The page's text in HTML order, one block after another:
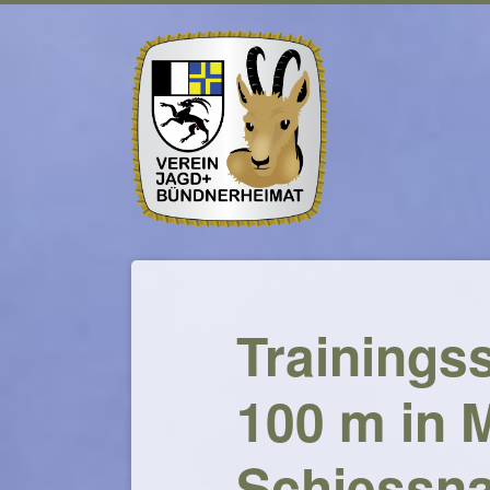
100 m in